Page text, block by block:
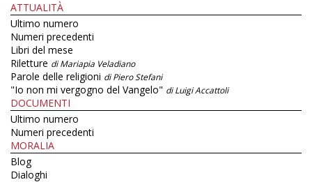
ATTUALITÀ
Ultimo numero
Numeri precedenti
Libri del mese
Riletture di Mariapia Veladiano
Parole delle religioni di Piero Stefani
"Io non mi vergogno del Vangelo" di Luigi Accattoli
DOCUMENTI
Ultimo numero
Numeri precedenti
MORALIA
Blog
Dialoghi